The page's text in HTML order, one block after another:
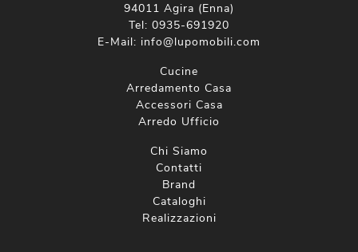
94011 Agira (Enna)
Tel: 0935-691920
E-Mail: info@lupomobili.com
Cucine
Arredamento Casa
Accessori Casa
Arredo Ufficio
Chi Siamo
Contatti
Brand
Cataloghi
Realizzazioni